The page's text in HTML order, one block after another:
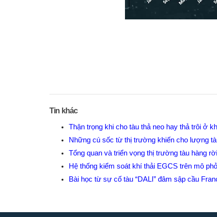
Tin khác
Thận trọng khi cho tàu thả neo hay thả trôi ở
Những cú sốc từ thị trường khiến cho lượng
Tổng quan và triển vọng thị trường tàu hàng
Hệ thống kiểm soát khí thải EGCS trên mô
Bài học từ sự cố tàu “DALI” đâm sập cầu